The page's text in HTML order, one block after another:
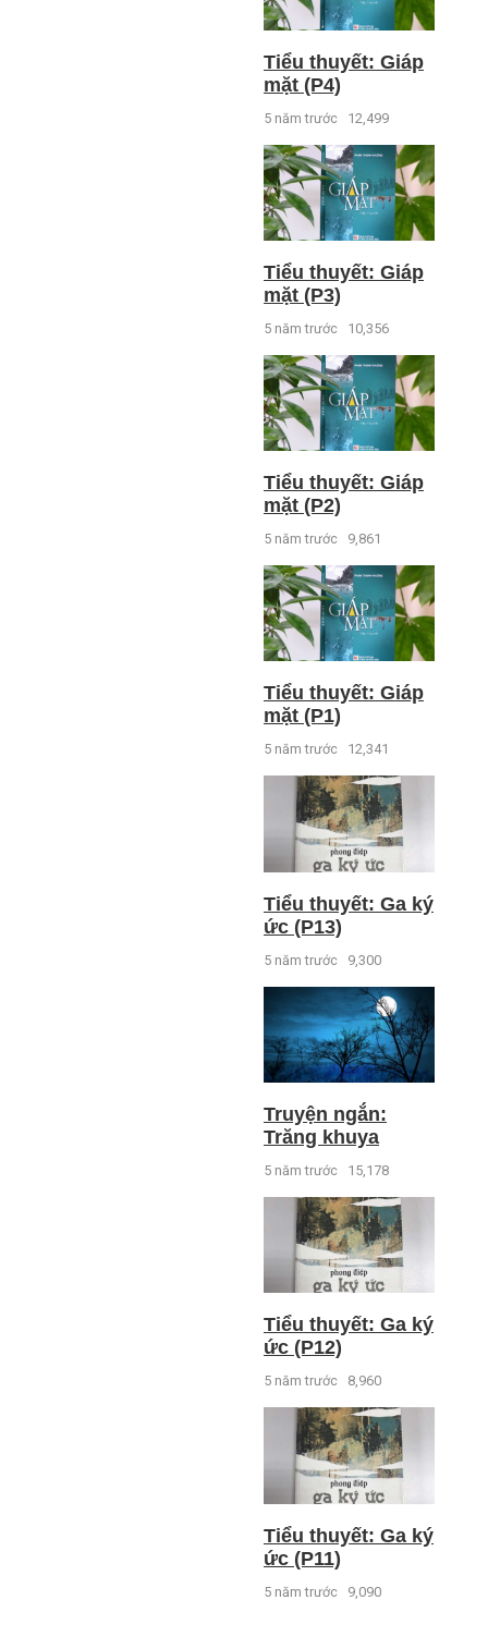
Tiểu thuyết: Giáp
mặt (P4)
5 năm trước 12,499
Tiểu thuyết: Giáp
mặt (P3)
5 năm trước 10,356
Tiểu thuyết: Giáp
mặt (P2)
5 năm trước 9,861
Tiểu thuyết: Giáp
mặt (P1)
5 năm trước 12,341
Tiểu thuyết: Ga ký
ức (P13)
5 năm trước 9,300
Truyện ngắn:
Trăng khuya
5 năm trước 15,178
Tiểu thuyết: Ga ký
ức (P12)
5 năm trước 8,960
Tiểu thuyết: Ga ký
ức (P11)
5 năm trước 9,090